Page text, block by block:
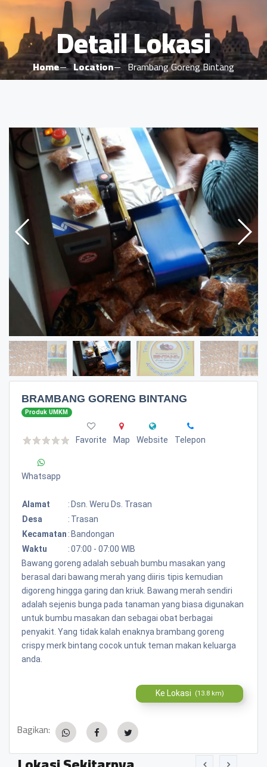
Detail Lokasi
Home Location Brambang Goreng Bintang
BRAMBANG GORENG BINTANG
Produk UMKM
Favorite Map Website Telepon
Whatsapp
Alamat : Dsn. Weru Ds. Trasan
Desa
: Trasan
Kecamatan : Bandongan
Waktu
:07:00 - 07:00 WIB
Bawang goreng adalah sebuah bumbu masakan yang
berasal dari bawang merah yang diiris tipis kemudian
digoreng hingga garing dan kriuk. Bawang merah sendiri
adalah sejenis bunga pada tanaman yang biasa digunakan
untuk bumbu masakan dan sebagai obat berbagai
penyakit. Yang tidak kalah enaknya brambang goreng
crispy merk bintang cocok untuk teman makan keluarga
anda.
Ke Lokasi (13.8 km)
Bagikan: